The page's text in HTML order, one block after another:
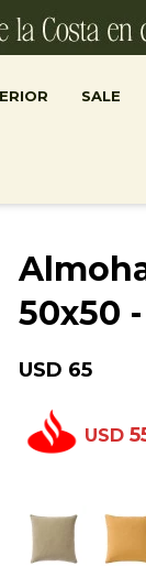
SALE
50x50
USD 65
USD